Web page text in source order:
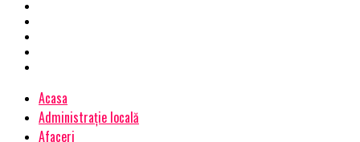
Acasa
Administrație locală
Afaceri